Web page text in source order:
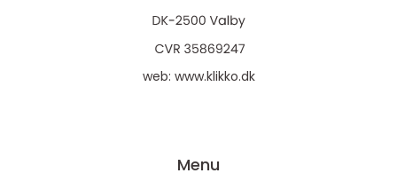
web: www.klikko.dk
Menu